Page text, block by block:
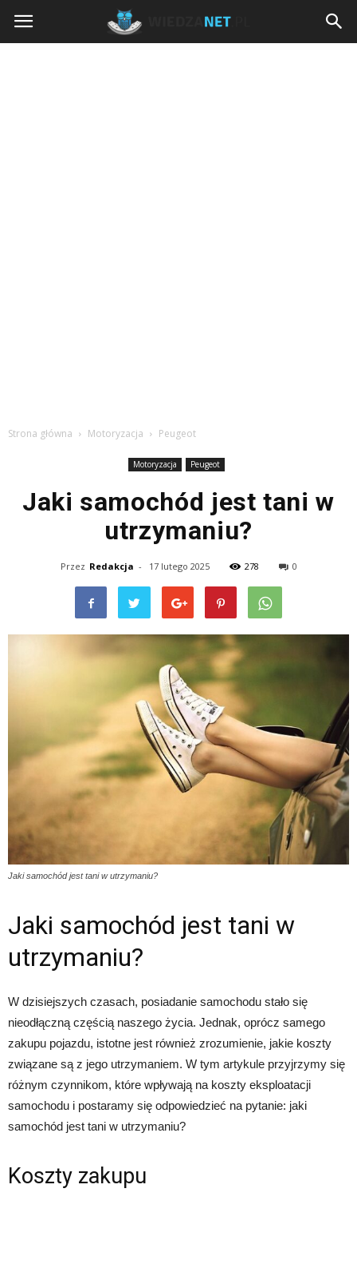
Wiedzanet.pl
Strona główna Motoryzacja Peugeot
Motoryzacja Peugeot
Jaki samochód jest tani w
utrzymaniu?
Przez Redakcja - 17 lutego 2025 278 0
Jaki samochód jest tani w utrzymaniu?
Jaki samochód jest tani w
utrzymaniu?
W dzisiejszych czasach, posiadanie samochodu stało się
nieodłączną częścią naszego życia. Jednak, oprócz samego
zakupu pojazdu, istotne jest również zrozumienie, jakie koszty
związane są z jego utrzymaniem. W tym artykule przyjrzymy się
różnym czynnikom, które wpływają na koszty eksploatacji
samochodu i postaramy się odpowiedzieć na pytanie: jaki
samochód jest tani w utrzymaniu?
Koszty zakupu